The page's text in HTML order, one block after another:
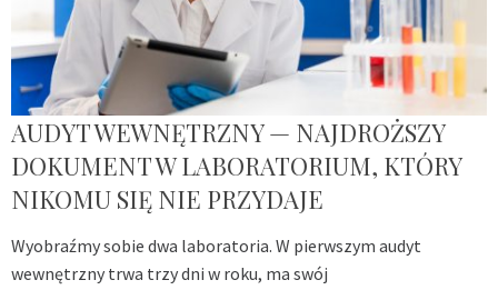
AUDYT WEWNĘTRZNY — NAJDROŻSZY
DOKUMENT W LABORATORIUM, KTÓRY
NIKOMU SIĘ NIE PRZYDAJE
Wyobraźmy sobie dwa laboratoria. W pierwszym audyt
wewnętrzny trwa trzy dni w roku, ma swój